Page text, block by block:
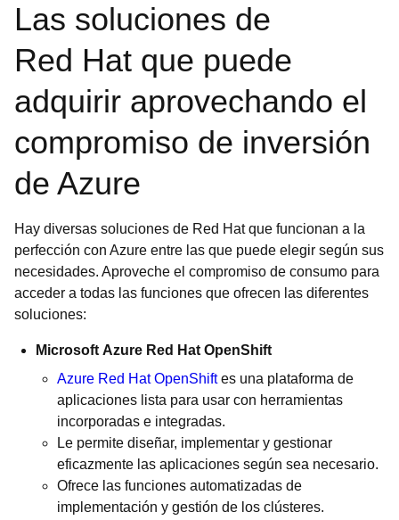
Las soluciones de
Red Hat que puede
adquirir aprovechando el
compromiso de inversión
de Azure
Hay diversas soluciones de Red Hat que funcionan a la
perfección con Azure entre las que puede elegir según sus
necesidades. Aproveche el compromiso de consumo para
acceder a todas las funciones que ofrecen las diferentes
soluciones:
Microsoft Azure Red Hat OpenShift
Azure Red Hat OpenShiftes una plataforma de
aplicaciones lista para usar con herramientas
incorporadas e integradas.
Le permite diseñar, implementar y gestionar
eficazmente las aplicaciones según sea necesario.
Ofrece las funciones automatizadas de
implementación y gestión de los clústeres.